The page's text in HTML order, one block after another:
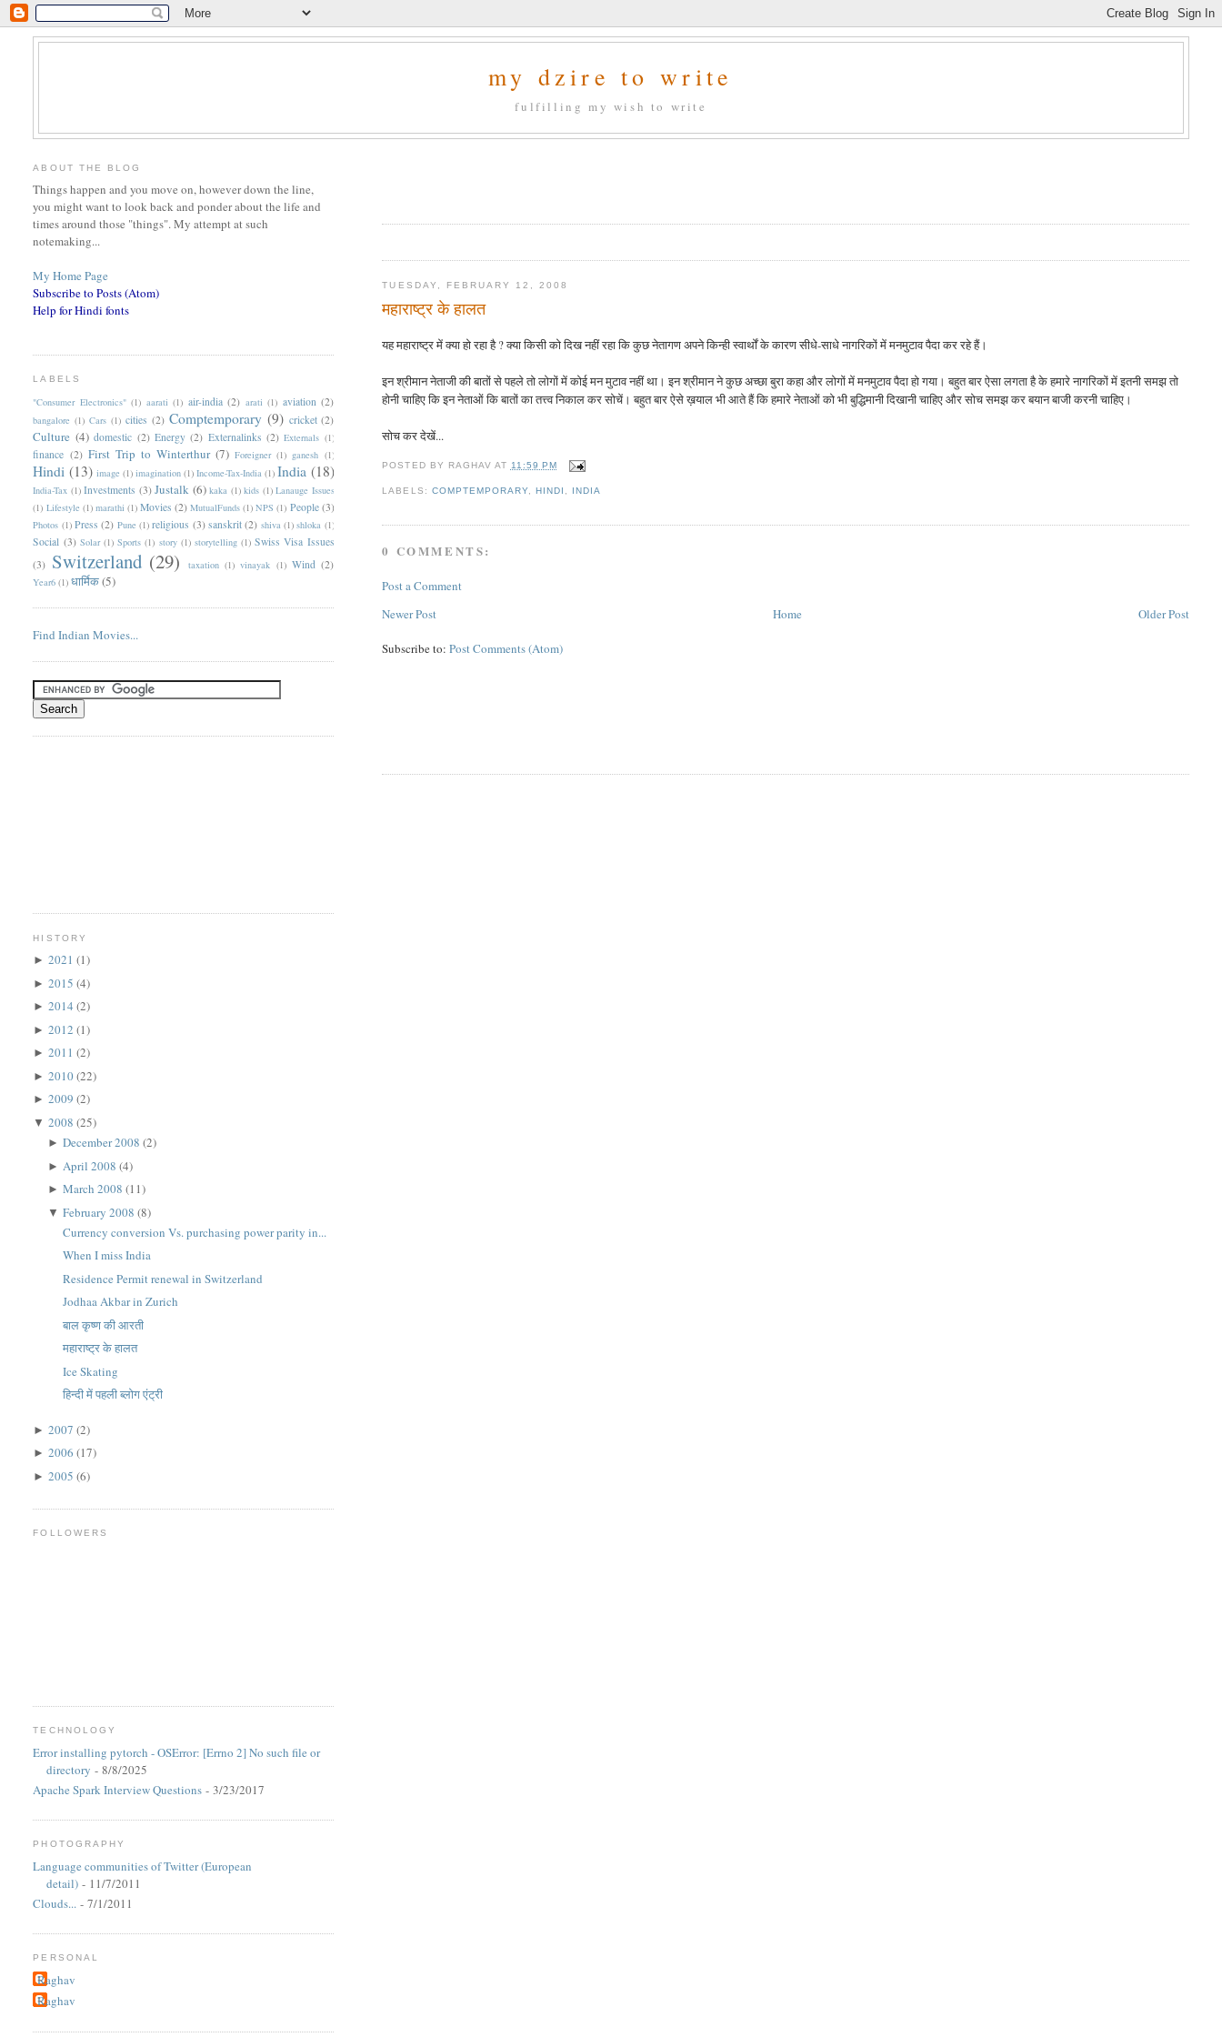
my dzire to write
fulfilling my wish to write
TUESDAY, FEBRUARY 12, 2008
महाराष्ट्र के हालत
यह महाराष्ट्र में क्या हो रहा है ? क्या किसी को दिख नहीं रहा कि कुछ नेतागण अपने किन्ही स्वार्थों के कारण सीधे-साधे नागरिकों में मनमुटाव पैदा कर रहे हैं।
इन श्रीमान नेताजी की बातों से पहले तो लोगों में कोई मन मुटाव नहीं था। इन श्रीमान ने कुछ अच्छा बुरा कहा और लोगों में मनमुटाव पैदा हो गया। बहुत बार ऐसा लगता है के हमारे नागरिकों में इतनी समझ तो
होनी चाहिए कि इन नेताओं कि बातों का तत्त्व निकाल कर सोचें। बहुत बार ऐसे ख़याल भी आते हैं कि हमारे नेताओं को भी बुद्धिमानी दिखानी चाहिए और सोच समझ कर बयान बाजी करनी चाहिए।
सोच कर देखें...
POSTED BY RAGHAV AT 11:59 PM
LABELS: COMPTEMPORARY, HINDI INDIA
0 COMMENTS:
Post a Comment
Newer Post
Older Post
Home
Subscribe to:Post Comments (Atom)
ABOUT THE BLOG
Things happen and you move on, however down the line,
you might want to look back and ponder about the life and
times around those "things". My attempt at such
notemaking...
My Home Page
Subscribe to Posts (Atom)
Help for Hindi fonts
LABELS
"Consumer Electronics" (1) aarati (1) air-india (2) arati (1) aviation (2)
bangalore (1) Cars (1) cities (2) Comptemporary (9) cricket (2)
Culture (4) domestic (2) Energy (2) Externalinks (2) Externals (1)
finance (2) First Trip to Winterthur (7) Foreigner (1) ganesh (1)
Hindi (13) image (1) imagination (1) Income-Tax-India (1) India (18)
India-Tax (1) Investments (3) Justalk (6) kaka (1) kids (1) Lanauge Issues
(1) Lifestyle (1) marathi (1) Movies (2) MutualFunds (1) NPS (1) People (3)
Photos (1) Press (2) Pune (1) religious (3) sanskrit (2) shiva (1) shloka (1)
Social (3) Solar (1) Sports (1) story (1) storytelling (1) Swiss Visa Issues
(3) Switzerland (29) taxation (1) vinayak (1) Wind (2)
Year6 (1) धार्मिक(5)
Find Indian Movies...
HISTORY
►2021(1)
►2015(4)
►2014(2)
►2012(1)
►2011(2)
►2010(22)
►2009(2)
▼2008(25)
►December 2008(2)
► April 2008(4)
►March 2008(11)
▼February 2008(8)
Currency conversion Vs. purchasing power parity in...
When I miss India
Residence Permit renewal in Switzerland
Jodhaa Akbar in Zurich
बाल कृष्ण की आरती
महाराष्ट्र के हालत
Ice Skating
हिन्दी में पहली ब्लोग एंट्री
►2007(2)
►2006(17)
►2005(6)
FOLLOWERS
TECHNOLOGY
Error installing pytorch - OSError: [Errno 2] No such file or
directory - 8/8/2025
Apache Spark Interview Questions - 3/23/2017
PHOTOGRAPHY
Language communities of Twitter (European
detail) - 11/7/2011
Clouds... - 7/1/2011
PERSONAL
Raghav
Raghav